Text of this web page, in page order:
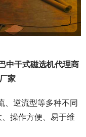
中干式磁选机代理商
家
、逆流型等多种不同
操作方便、易于维